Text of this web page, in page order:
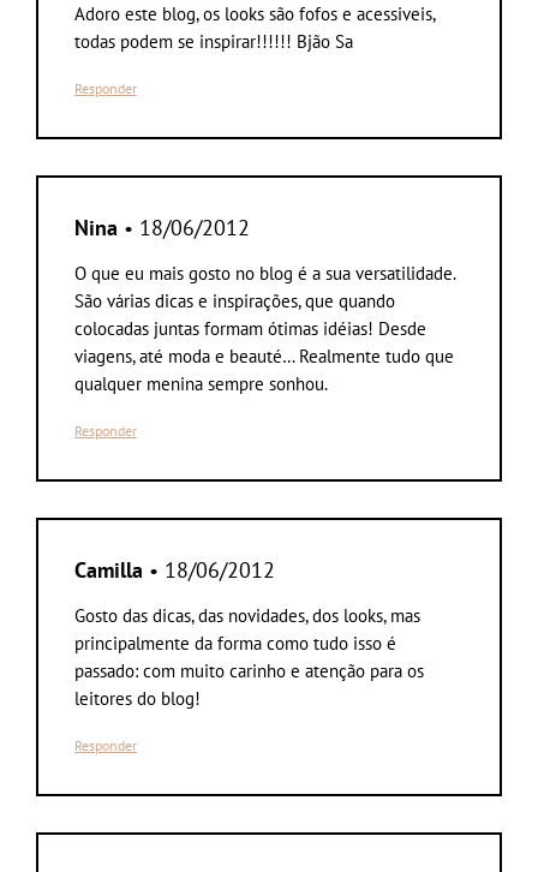
Adoro este blog, os looks são fofos e acessiveis,
todas podem se inspirar!!!!!! Bjão Sa
Responder
Nina • 18/06/2012
O que eu mais gosto no blog é a sua versatilidade.
São várias dicas e inspirações, que quando
colocadas juntas formam ótimas idéias! Desde
viagens, até moda e beauté… Realmente tudo que
qualquer menina sempre sonhou.
Responder
Camilla • 18/06/2012
Gosto das dicas, das novidades, dos looks, mas
principalmente da forma como tudo isso é
passado: com muito carinho e atenção para os
leitores do blog!
Responder